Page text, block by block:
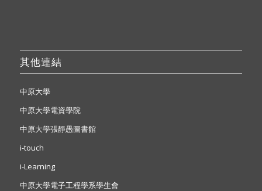
其他連結
中原大學
中原大學電資學院
中原大學張靜愚圖書館
i-touch
i-Learning
中原大學電子工程學系學生會